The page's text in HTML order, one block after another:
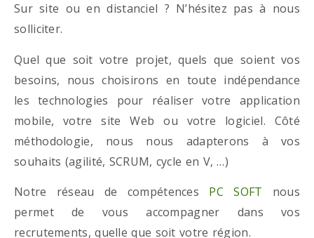
Sur site ou en distanciel ? N’hésitez pas à nous
solliciter.
Quel que soit votre projet, quels que soient vos
besoins, nous choisirons en toute indépendance
les technologies pour réaliser votre application
mobile, votre site Web ou votre logiciel. Côté
méthodologie, nous nous adapterons à vos
souhaits (agilité, SCRUM, cycle en V, …)
Notre réseau de compétences PC SOFT nous
permet de vous accompagner dans vos
recrutements, quelle que soit votre région.